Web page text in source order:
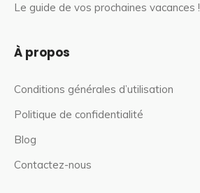
Le guide de vos prochaines vacances !
À propos
Conditions générales d’utilisation
Politique de confidentialité
Blog
Contactez-nous